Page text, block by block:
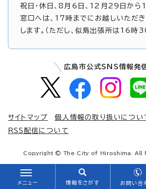
メニュー 情報をさがす お問い合
祝日・休日、8月6日、12月29日から
窓口へは、17時までにお越しいただ
します。（ただし、似島出張所は16時
広島市公式SNS情報発
サイトマップ 個人情報の取り扱いについ
RSS配信について
Copyright © The City of Hiroshima. All